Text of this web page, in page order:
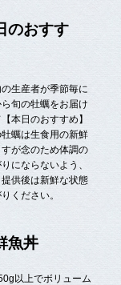
おすす
生産者が季節毎に
旬の牡蠣をお届け
本日のおすすめ】
蠣は生食用の新鮮
が念のため体調の
にならないよう、
供後は新鮮な状態
ください。
魚丼
以上でボリューム